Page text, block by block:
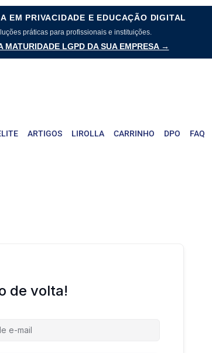
EM PRIVACIDADE E EDUCAÇÃO DIGITAL
práticas para profissionais e instituições.
MATURIDADE LGPD DA SUA EMPRESA →
ARTIGOS LIROLLA CARRINHO DPO FAQ
de volta!